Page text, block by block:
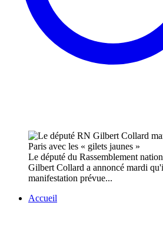
Le député du Rassemblement
Gilbert Collard a annoncé mardi
manifestation prévue...
Accueil